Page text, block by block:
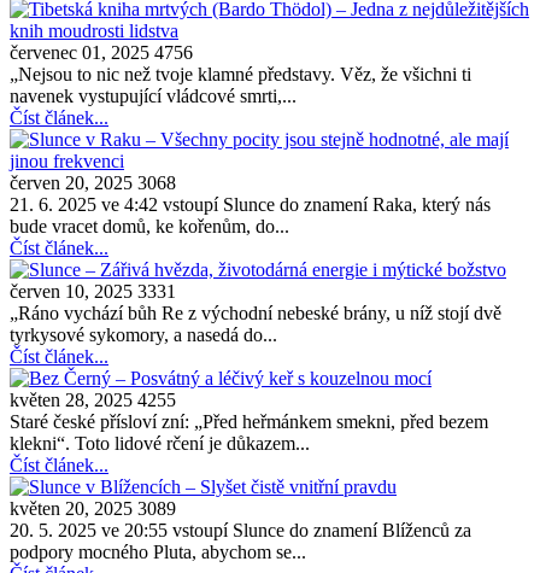
červenec 01, 2025 4756
„Nejsou to nic než tvoje klamné představy. Věz, že všichni ti
navenek vystupující vládcové smrti,...
Číst článek...
červen 20, 2025 3068
21. 6. 2025 ve 4:42 vstoupí Slunce do znamení Raka, který nás
bude vracet domů, ke kořenům, do...
Číst článek...
červen 10, 2025 3331
„Ráno vychází bůh Re z východní nebeské brány, u níž stojí dvě
tyrkysové sykomory, a nasedá do...
Číst článek...
květen 28, 2025 4255
Staré české přísloví zní: „Před heřmánkem smekni, před bezem
klekni“. Toto lidové rčení je důkazem...
Číst článek...
květen 20, 2025 3089
20. 5. 2025 ve 20:55 vstoupí Slunce do znamení Blíženců za
podpory mocného Pluta, abychom se...